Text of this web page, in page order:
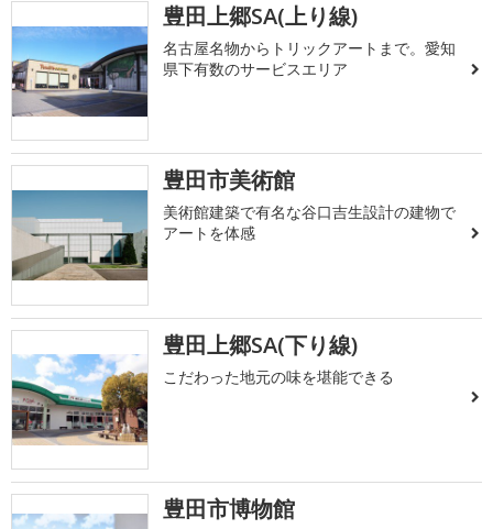
豊田上郷SA(上り線)
名古屋名物からトリックアートまで。愛知
県下有数のサービスエリア
豊田市美術館
美術館建築で有名な谷口吉生設計の建物で
アートを体感
豊田上郷SA(下り線)
こだわった地元の味を堪能できる
豊田市博物館